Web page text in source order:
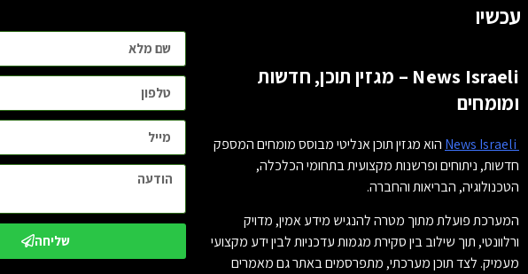
עכשיו
News Israeli – מגזין תוכן, חדשות
ומומחים
הוא מגזין תוכן אנליטי מבוסס מומחים המספק
חדשות, ניתוחים ופרשנות מקצועית בתחומי הכלכלה,
הטכנולוגיה, הבריאות והחברה.
המערכת פועלת מתוך מטרה להנגיש מידע אמין, מדויק
ורלוונטי, תוך שילוב בין סקירת מגמות עדכניות לבין ידע מקצועי
מעמיק. לצד תוכן מערכתי, מתפרסמים באתר גם מאמרים
שליחה